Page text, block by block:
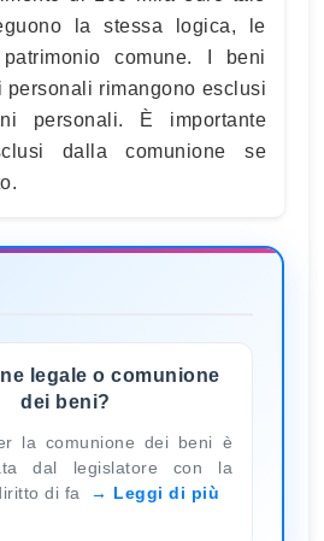
la stessa logica, le
comune. I beni
rimangono esclusi
personali. È importante
dalla comunione se
legale o comunione
dei beni?
la comunione dei beni è
dal legislatore con la
di fa
Leggi di più